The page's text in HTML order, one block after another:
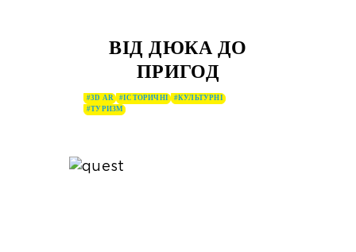
ВІД ДЮКА ДО
ПРИГОД
#3D AR #ІСТОРИЧНІ
#КУЛЬТУРНІ
#ТУРИЗМ